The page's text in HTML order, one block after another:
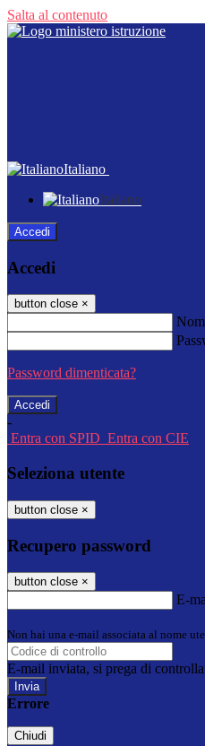
Salta al contenuto
Italiano
Italiano
Accedi
Accedi
button close ×
Password dimenticata?
-
Entra con SPID Entra con CIE
Seleziona utente
button close ×
Recupero password
button close ×
E-
Non hai una e-mail associata al nome
E-mail inviata, si prega di
Errore
Chiudi